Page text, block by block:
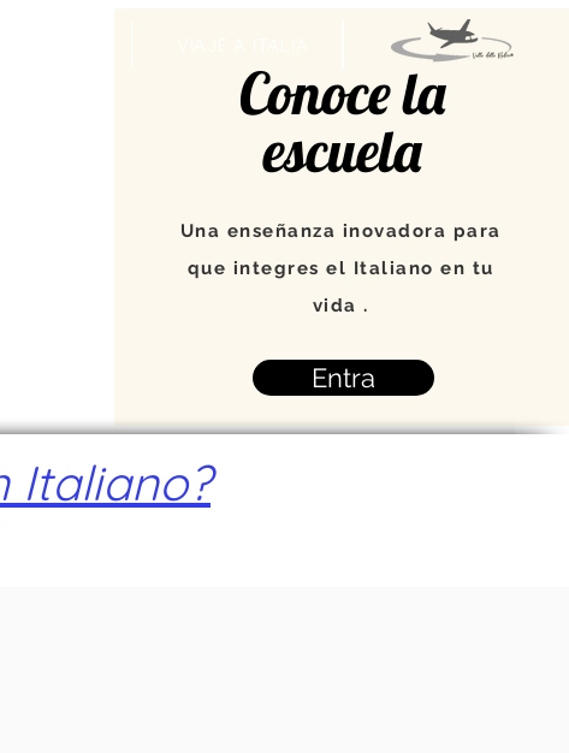
Conoce la
escuela
Una enseñanza inovadora para
que integres el Italiano en tu
vida .
Entra
Italiano?